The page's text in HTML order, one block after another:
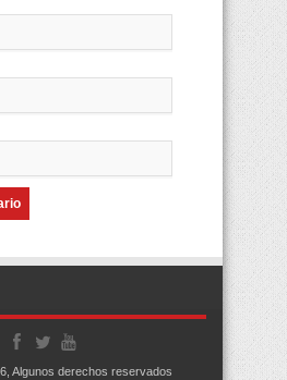
Algunos derechos reservados